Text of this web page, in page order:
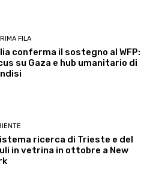
FILA
conferma il sostegno al WFP:
su Gaza e hub umanitario di
ricerca di Trieste e del
in vetrina in ottobre a New